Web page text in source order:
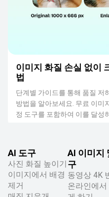
이미지 화질 손실 없이
법
단계별 가이드를 통해 품질 저
방법을 알아보세요. 무료 이미
정 도구를 포함하여 이를 달성
AI 도구
사진 화질 높이기
이미지에서 배경
제거
AI 이미지
구
동영상 4K
온라인에